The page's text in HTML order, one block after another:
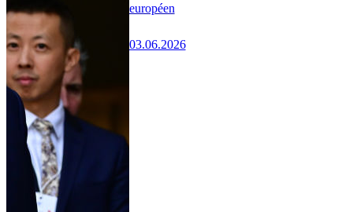
européen
03.06.2026